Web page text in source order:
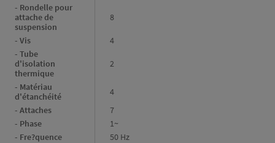
- Rondelle pour
attache de
suspension
8
- Vis
4
- Tube
d'isolation
thermique
2
- Matériau
d'étanchéité
4
- Attaches
7
- Phase
1~
- Fre?quence
50 Hz